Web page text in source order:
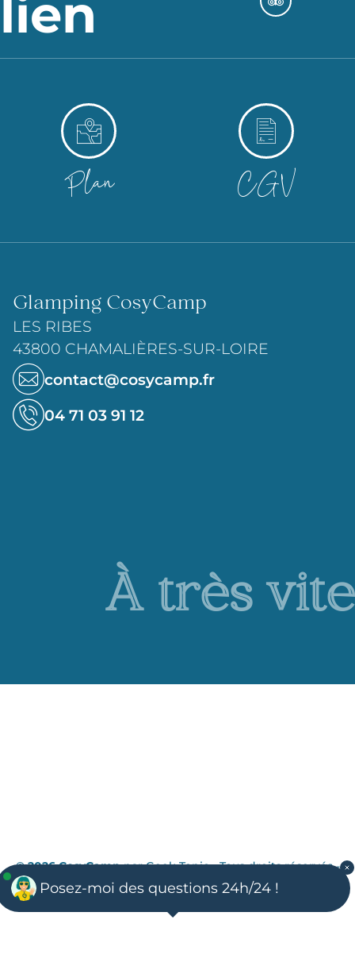
lien
Plan CGV
Glamping CosyCamp
LES RIBES
43800 CHAMALIÈRES-SUR-LOIRE
contact@cosycamp.fr
04 71 03 91 12
À très vite
© 2026 CosyCampparGeek Tonic- Tous droits réservés -
Mentions légales
Politique de confidentialité
Posez-moi des questions 24h/24 !